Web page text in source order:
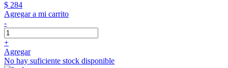
$ 284
Agregar a mi carrito
-
+
Agregar
No hay suficiente stock disponible